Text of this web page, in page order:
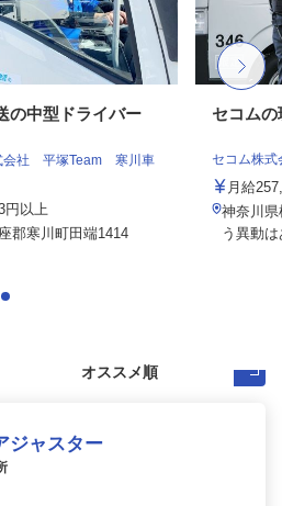
の中型ドライバー
会社 平塚Team 寒川車
円以上
郡寒川町田端1414
セコム
セコム株式
月給
神奈川
う異動
ジャスター